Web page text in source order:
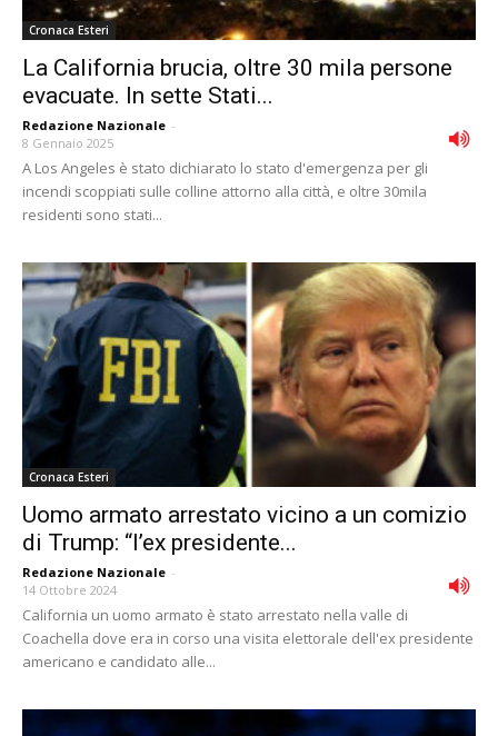
Cronaca Esteri
La California brucia, oltre 30 mila persone
evacuate. In sette Stati...
Redazione Nazionale -
8 Gennaio 2025
A Los Angeles è stato dichiarato lo stato d'emergenza per gli
incendi scoppiati sulle colline attorno alla città, e oltre 30mila
residenti sono stati...
Cronaca Esteri
Uomo armato arrestato vicino a un comizio
di Trump: “l’ex presidente...
Redazione Nazionale -
14 Ottobre 2024
California un uomo armato è stato arrestato nella valle di
Coachella dove era in corso una visita elettorale dell'ex presidente
americano e candidato alle...